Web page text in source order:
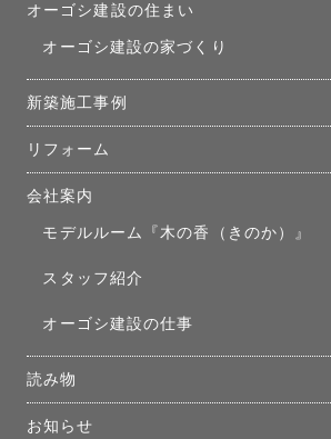
オーゴシ建設の住まい
オーゴシ建設の家づくり
新築施工事例
リフォーム
会社案内
モデルルーム『木の香（きのか）』
スタッフ紹介
オーゴシ建設の仕事
読み物
お知らせ